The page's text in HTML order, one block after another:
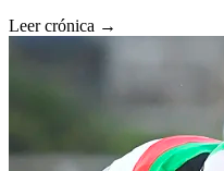
Leer crónica →